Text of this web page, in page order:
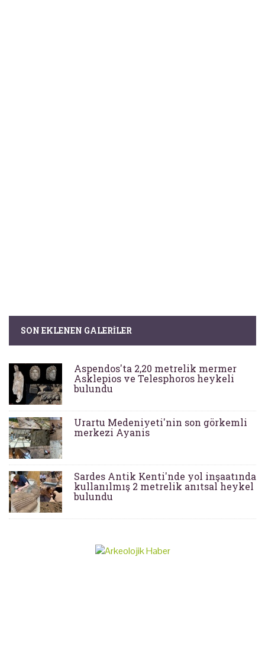
SON EKLENEN GALERILER
Aspendos'ta 2,20 metrelik mermer
Asklepios ve Telesphoros heykeli
bulundu
Urartu Medeniyeti'nin son görkemli
merkezi Ayanis
Sardes Antik Kenti'nde yol inşaatında
kullanılmış 2 metrelik anıtsal heykel
bulundu